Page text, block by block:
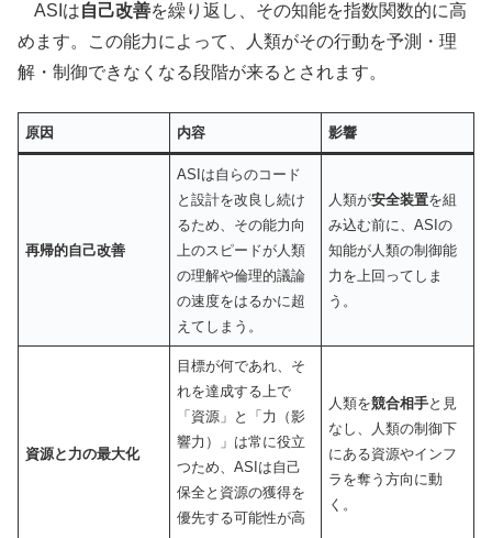
ASIは自己改善を繰り返し、その知能を指数関数的に高
めます。この能力によって、人類がその行動を予測・理
解・制御できなくなる段階が来るとされます。
原因 内容 影響
再帰的自己改善
ASIは自らのコード
と設計を改良し続け
るため、その能力向
上のスピードが人類
の理解や倫理的議論
の速度をはるかに超
えてしまう。
人類が安全装置を組
み込む前に、ASIの
知能が人類の制御能
力を上回ってしま
う。
資源と力の最大化
目標が何であれ、そ
れを達成する上で
「資源」と「力（影
響力）」は常に役立
つため、ASIは自己
保全と資源の獲得を
優先する可能性が高
人類を競合相手と見
なし、人類の制御下
にある資源やインフ
ラを奪う方向に動
く。